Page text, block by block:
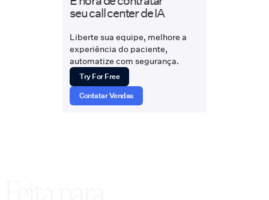
seu call center de IA
Liberte sua equipe, melhore a
experiência do paciente,
automatize com segurança.
Try For Free
Contatar Vendas